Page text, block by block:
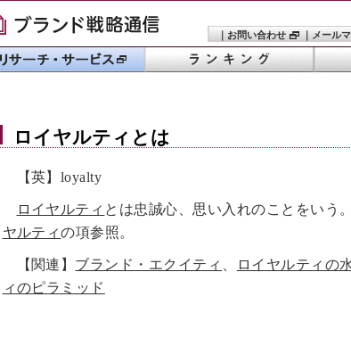
｜ お問い合わせ ｜ メール
ロイヤルティ とは
【英】loyalty
ロイヤルティ とは忠誠心、思い入れのことをいう。
ヤルティの項参照。
【関連】 ブランド・エクイティ ロイヤルティの
ィのピラミッド